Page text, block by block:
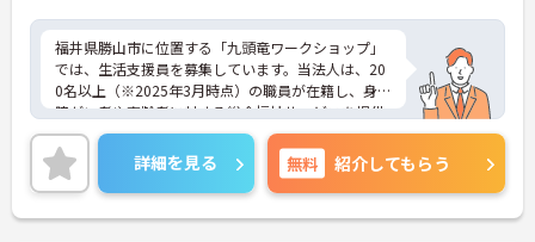
る程度のスキルがあると良いです
福井県勝山市に位置する「九頭竜ワークショップ」
では、生活支援員を募集しています。当法人は、20
0名以上（※2025年3月時点）の職員が在籍し、身体
障がい者や高齢者に対する総合福祉サービスを提供
しています。年間休日は112日で、残業は少なく、
プライベートとの両立が可能です。職場は家庭的な
雰囲気で、幅広い年齢層の方が活躍中。未経験者で
も安心して働けるよう、マンツーマンでの丁寧な指
導を行っています。チームワークを大切にし、利用
詳細を見る 無料 紹介してもらう